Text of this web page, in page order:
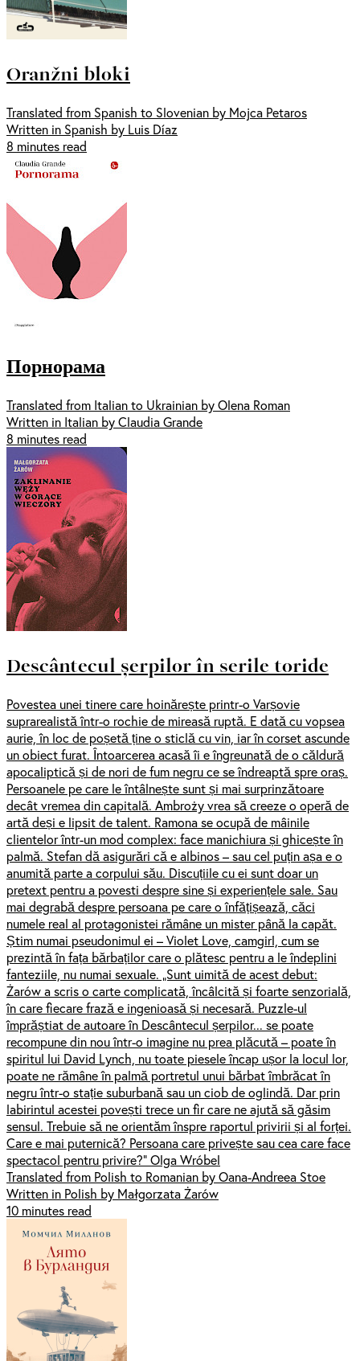
Oranžni bloki
Translated from Spanish to Slovenian by Mojca Petaros
Written in Spanish by Luis Díaz
8 minutes read
Порнорама
Translated from Italian to Ukrainian by Olena Roman
Written in Italian by Claudia Grande
8 minutes read
Descântecul șerpilor în serile toride
Povestea unei tinere care hoinărește printr-o Varșovie
suprarealistă într-o rochie de mireasă ruptă. E dată cu vopsea
aurie, în loc de poșetă ține o sticlă cu vin, iar în corset ascunde
un obiect furat. Întoarcerea acasă îi e îngreunată de o căldură
apocaliptică și de nori de fum negru ce se îndreaptă spre oraș.
Persoanele pe care le întâlnește sunt și mai surprinzătoare
decât vremea din capitală. Ambroży vrea să creeze o operă de
artă deși e lipsit de talent. Ramona se ocupă de mâinile
clientelor într-un mod complex: face manichiura și ghicește în
palmă. Stefan dă asigurări că e albinos – sau cel puțin așa e o
anumită parte a corpului său. Discuțiile cu ei sunt doar un
pretext pentru a povesti despre sine și experiențele sale. Sau
mai degrabă despre persoana pe care o înfățișează, căci
numele real al protagonistei rămâne un mister până la capăt.
Știm numai pseudonimul ei – Violet Love, camgirl, cum se
prezintă în fața bărbaților care o plătesc pentru a le îndeplini
fanteziile, nu numai sexuale. „Sunt uimită de acest debut:
Żarów a scris o carte complicată, încâlcită și foarte senzorială,
în care fiecare frază e ingenioasă și necesară. Puzzle-ul
împrăștiat de autoare în Descântecul șerpilor... se poate
recompune din nou într-o imagine nu prea plăcută – poate în
spiritul lui David Lynch, nu toate piesele încap ușor la locul lor,
poate ne rămâne în palmă portretul unui bărbat îmbrăcat în
negru într-o stație suburbană sau un ciob de oglindă. Dar prin
labirintul acestei povești trece un fir care ne ajută să găsim
sensul. Trebuie să ne orientăm înspre raportul privirii și al forței.
Care e mai puternică? Persoana care privește sau cea care face
spectacol pentru privire?” Olga Wróbel
Translated from Polish to Romanian by Oana-Andreea Stoe
Written in Polish by Małgorzata Żarów
10 minutes read